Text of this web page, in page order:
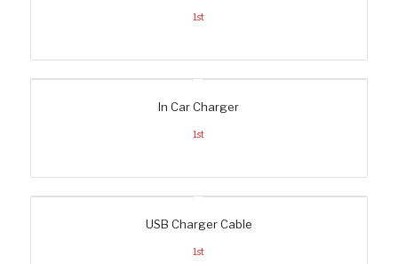
1st
In Car Charger
1st
USB Charger Cable
1st